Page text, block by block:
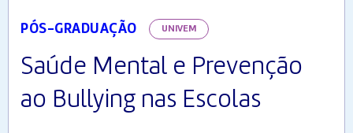
PÓS-GRADUAÇÃO UNIVEM
Saúde Mental e Prevenção
ao Bullying nas Escolas